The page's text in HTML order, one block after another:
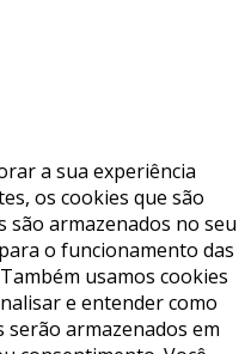
a sua experiência
os cookies que são
são armazenados no seu
o funcionamento das
usamos cookies
e entender como
serão armazenados em